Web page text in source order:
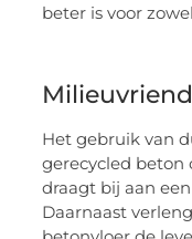
beter is voor
Het gebruik van
gerecycled beton
draagt bij aan
Daarnaast